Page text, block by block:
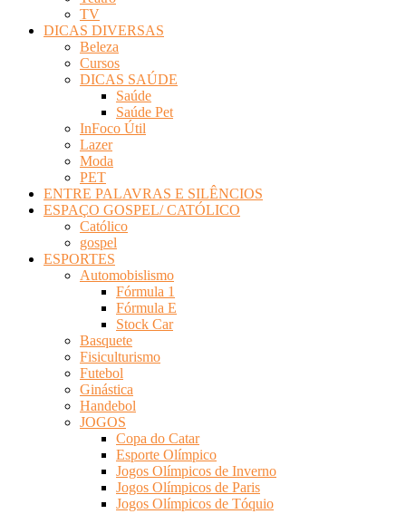
TV
DICAS DIVERSAS
Beleza
Cursos
DICAS SAÚDE
Saúde
Saúde Pet
InFoco Útil
Lazer
Moda
PET
ENTRE PALAVRAS E SILÊNCIOS
ESPAÇO GOSPEL/ CATÓLICO
Católico
gospel
ESPORTES
Automobislismo
Fórmula 1
Fórmula E
Stock Car
Basquete
Fisiculturismo
Futebol
Ginástica
Handebol
JOGOS
Copa do Catar
Esporte Olímpico
Jogos Olímpicos de Inverno
Jogos Olímpicos de Paris
Jogos Olímpicos de Tóquio